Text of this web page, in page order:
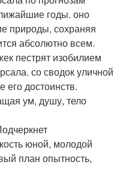
годы. оно
природы, сохраняя
абсолютно всем.
пестрят изобилием
со сводок уличной
достоинств.
ум, душу, тело
юной, молодой
план опытность,